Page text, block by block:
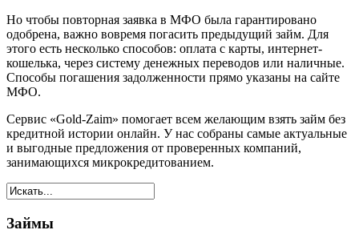
Но чтобы повторная заявка в МФО была гарантировано
одобрена, важно вовремя погасить предыдущий займ. Для
этого есть несколько способов: оплата с карты, интернет-
кошелька, через систему денежных переводов или наличные.
Способы погашения задолженности прямо указаны на сайте
МФО.
Сервис «Gold-Zaim» помогает всем желающим взять займ без
кредитной истории онлайн. У нас собраны самые актуальные
и выгодные предложения от проверенных компаний,
занимающихся микрокредитованием.
Займы